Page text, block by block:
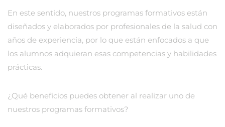
En este sentido, nuestros programas formativos están
diseñados y elaborados por profesionales de la salud con
años de experiencia, por lo que están enfocados a que
los alumnos adquieran esas competencias y habilidades
prácticas.
¿Qué beneficios puedes obtener al realizar uno de
nuestros programas formativos?